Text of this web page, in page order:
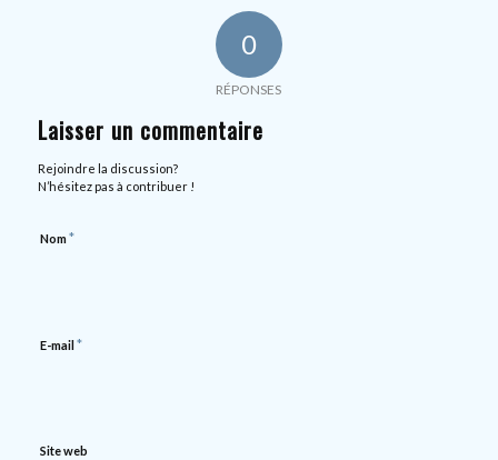
0
RÉPONSES
Laisser un commentaire
Rejoindre la discussion?
N’hésitez pas à contribuer !
Nom*
E-mail *
Site web